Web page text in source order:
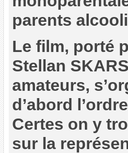
parents
Le film, porté
Stellan
amateurs,
d’abord
Certes on y
sur la